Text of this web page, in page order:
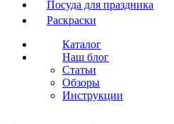
Посуда для праздника
Раскраски
Каталог
Наш блог
Статьи
Обзоры
Инструкции